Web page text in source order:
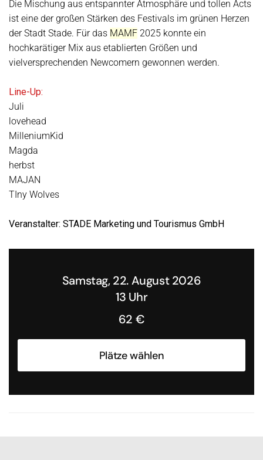
Die Mischung aus entspannter Atmosphäre und tollen Acts
ist eine der großen Stärken des Festivals im grünen Herzen
der Stadt Stade. Für das MAMF 2025 konnte ein
hochkarätiger Mix aus etablierten Größen und
vielversprechenden Newcomern gewonnen werden.
Line-Up:
Juli
lovehead
MilleniumKid
Magda
herbst
MAJAN
TIny Wolves
Veranstalter: STADE Marketing und Tourismus GmbH
Samstag, 22. August 2026
13 Uhr
62 €
Plätze wählen